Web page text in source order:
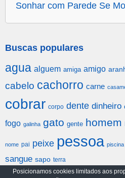
Sonhar com Parede Se
Buscas populares
agua alguem amiga amigo
cabelo cachorro carne
cobrar corpo dente dinheiro
fogo galinha gato gente homem
nome pai peixe pessoa piscina
sangue sapo terra
Posicionamos cookies limitados aos